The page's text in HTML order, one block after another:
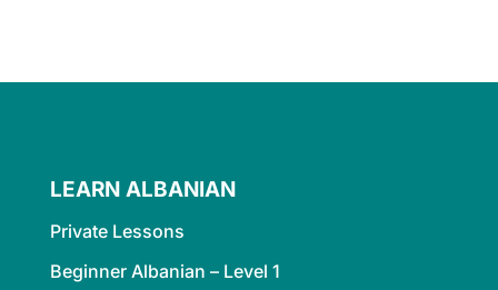
LEARN ALBANIAN
Private Lessons
Beginner Albanian – Level 1